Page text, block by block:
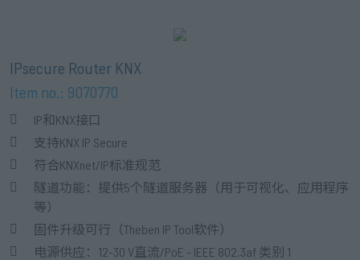
IPsecure Router KNX
Item no.: 9070770
IP和KNX接口
支持KNX IP Secure
符合KNXnet/IP标准规范
隧道功能：提供5个隧道服务器（用于可视化、应用程序
等）
固件升级可行（Theben IP Tool软件）
电源供应：12-30 V直流/PoE - IEEE 802.3af 类别 1